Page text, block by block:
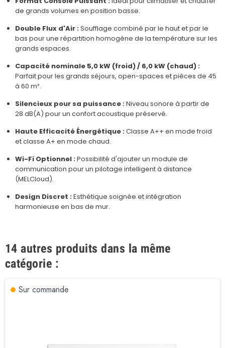
de grands volumes en position basse.
Double Flux d'Air :Soufflage combiné par le haut et par le
bas pour une répartition homogène de la température sur les
grands espaces.
Capacité nominale 5,0 kW (froid) / 6,0 kW (chaud) :
Parfait pour les grands séjours, open-spaces et pièces de 45
à 60 m².
Silencieux pour sa puissance :Niveau sonore à partir de
28 dB(A) pour un confort acoustique préservé.
Haute Efficacité Énergétique :Classe A++ en mode froid
et classe A+ en mode chaud.
Wi-Fi Optionnel :Possibilité d'ajouter un module de
communication pour un pilotage intelligent à distance
(MELCloud).
Design Discret :Esthétique soignée et intégration
harmonieuse en bas de mur.
14 autres produits dans la même
catégorie :
Sur commande